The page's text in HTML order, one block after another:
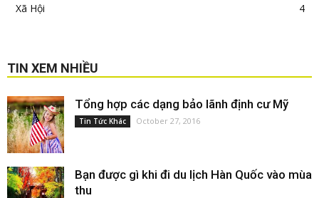
Xã Hội
4
TIN XEM NHIỀU
Tổng hợp các dạng bảo lãnh định cư Mỹ
Tin Tức Khác October 27, 2016
Bạn được gì khi đi du lịch Hàn Quốc vào mùa
thu